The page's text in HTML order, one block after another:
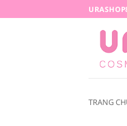
qua
TRANG